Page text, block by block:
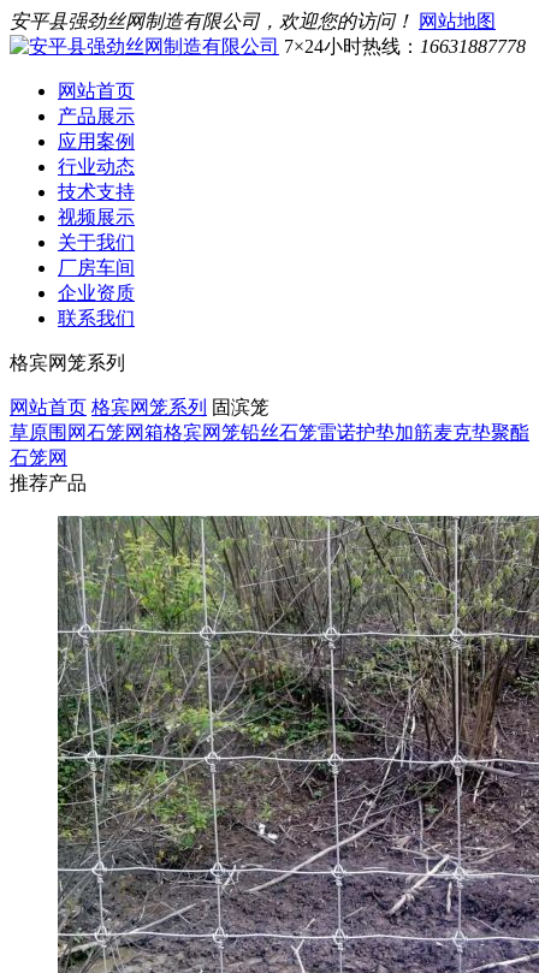
安平县强劲丝网制造有限公司，欢迎您的访问！ 网站地图
7×24小时热线： 16631887778
网站首页
产品展示
应用案例
行业动态
技术支持
视频展示
关于我们
厂房车间
企业资质
联系我们
格宾网笼系列
网站首页 格宾网笼系列 固滨笼
草原围网石笼网箱格宾网笼铅丝石笼雷诺护垫加筋麦克垫聚酯
石笼网
推荐产品